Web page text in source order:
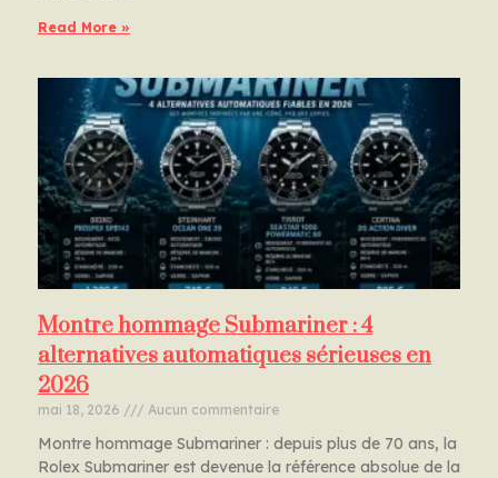
Read More »
Montre hommage Submariner : 4
alternatives automatiques sérieuses en
2026
mai 18, 2026 Aucun commentaire
Montre hommage Submariner : depuis plus de 70 ans, la
Rolex Submariner est devenue la référence absolue de la